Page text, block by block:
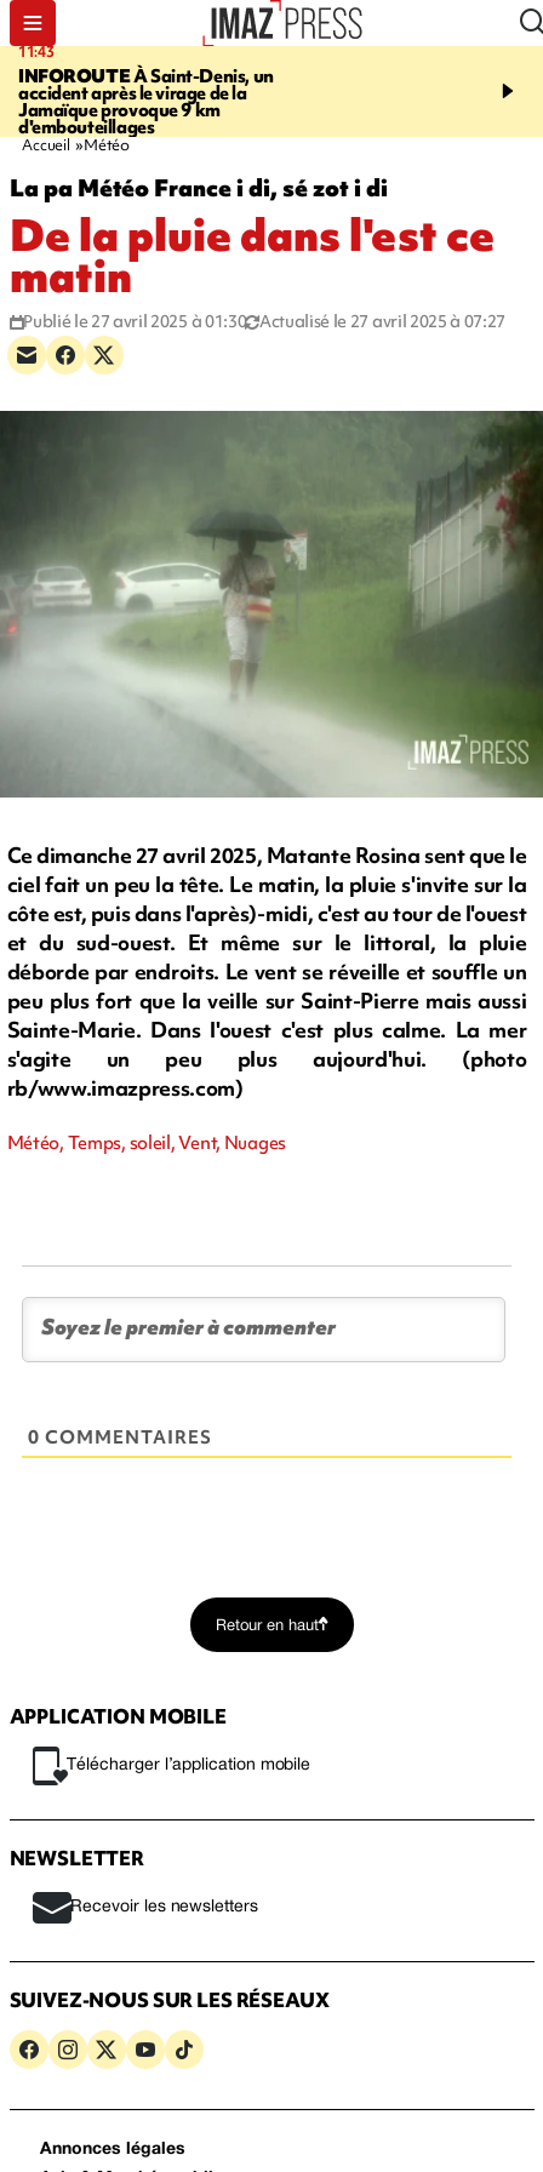
11:43
INFOROUTEÀ Saint-Denis, un
accident après le virage de la
Jamaïque provoque 9 km
d'embouteillages
16:35
gendarmes évacuent
Accueil Météo
La pa Météo France i di, sé zot i di
De la pluie dans l'est ce
matin
Publié le 27 avril 2025 à 01:30 Actualisé le 27 avril 2025 à 07:27
Ce dimanche 27 avril 2025, Matante Rosina sent que le
ciel fait un peu la tête. Le matin, la pluie s'invite sur la
côte est, puis dans l'après)-midi, c'est au tour de l'ouest
et du sud-ouest. Et même sur le littoral, la pluie
déborde par endroits. Le vent se réveille et souffle un
peu plus fort que la veille sur Saint-Pierre mais aussi
Sainte-Marie. Dans l'ouest c'est plus calme. La mer
s'agite un peu plus aujourd'hui. (photo
rb/www.imazpress.com)
Météo, Temps, soleil, Vent, Nuages
0 COMMENTAIRES
Retour en haut
APPLICATION MOBILE
Télécharger l’application mobile
NEWSLETTER
Recevoir les newsletters
SUIVEZ-NOUS SUR LES RÉSEAUX
Annonces légales